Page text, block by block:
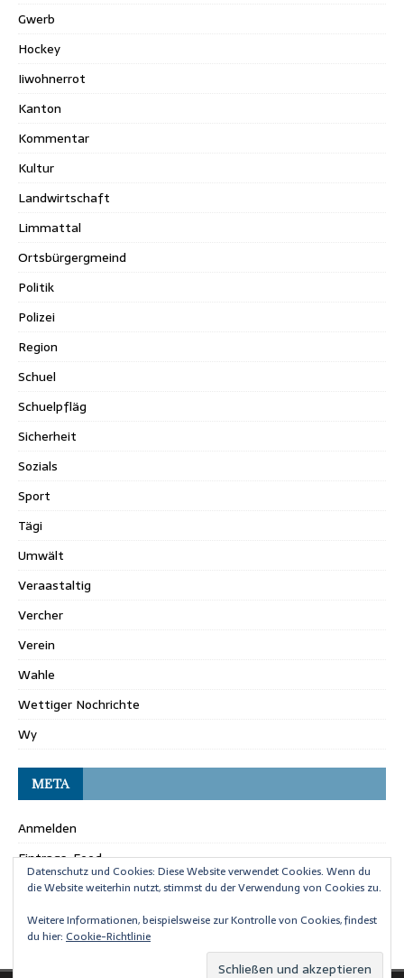
Gwerb
Hockey
Iiwohnerrot
Kanton
Kommentar
Kultur
Landwirtschaft
Limmattal
Ortsbürgergmeind
Politik
Polizei
Region
Schuel
Schuelpfläg
Sicherheit
Sozials
Sport
Tägi
Umwält
Veraastaltig
Vercher
Verein
Wahle
Wettiger Nochrichte
Wy
META
Anmelden
Eintrags-Feed
Kommentar-Feed
WordPress.org
Datenschutz und Cookies: Diese Website verwendet Cookies. Wenn du
die Website weiterhin nutzt, stimmst du der Verwendung von Cookies zu.
Weitere Informationen, beispielsweise zur Kontrolle von Cookies, findest
du hier: Cookie-Richtlinie